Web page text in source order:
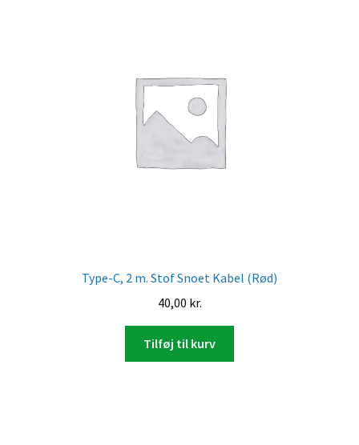
Type-C, 2 m. Stof Snoet Kabel (Rød)
40,00 kr.
Tilføj til kurv